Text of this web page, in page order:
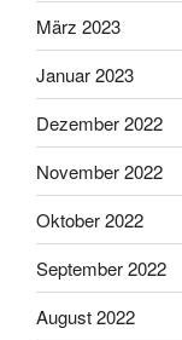
März 2023
Januar 2023
Dezember 2022
November 2022
Oktober 2022
September 2022
August 2022